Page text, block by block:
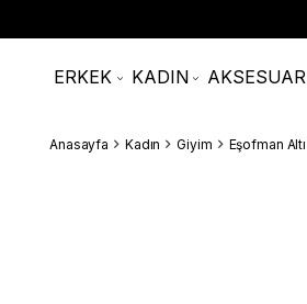
ERKEK KADIN AKSESUAR
Anasayfa Kadın Giyim Eşofman Altı